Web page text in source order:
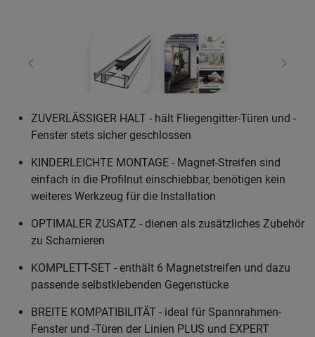
Zurück Weiter
ZUVERLÄSSIGER HALT - hält Fliegengitter-Türen und -
Fenster stets sicher geschlossen
KINDERLEICHTE MONTAGE - Magnet-Streifen sind
einfach in die Profilnut einschiebbar, benötigen kein
weiteres Werkzeug für die Installation
OPTIMALER ZUSATZ - dienen als zusätzliches Zubehör
zu Scharnieren
KOMPLETT-SET - enthält 6 Magnetstreifen und dazu
passende selbstklebenden Gegenstücke
BREITE KOMPATIBILITÄT - ideal für Spannrahmen-
Fenster und -Türen der Linien PLUS und EXPERT